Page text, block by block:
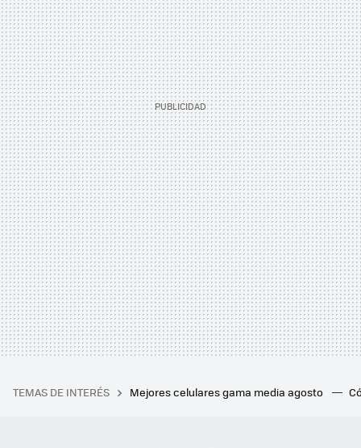
TEMAS DE INTERÉS Mejores celulares gama media agosto